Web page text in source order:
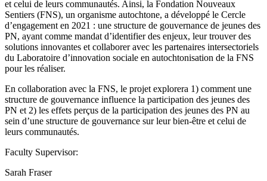
et celui de leurs communautés. Ainsi, la Fondation Nouveaux
Sentiers (FNS), un organisme autochtone, a développé le Cercle
d’engagement en 2021 : une structure de gouvernance de jeunes des
PN, ayant comme mandat d’identifier des enjeux, leur trouver des
solutions innovantes et collaborer avec les partenaires intersectoriels
du Laboratoire d’innovation sociale en autochtonisation de la FNS
pour les réaliser.
En collaboration avec la FNS, le projet explorera 1) comment une
structure de gouvernance influence la participation des jeunes des
PN et 2) les effets perçus de la participation des jeunes des PN au
sein d’une structure de gouvernance sur leur bien-être et celui de
leurs communautés.
Faculty Supervisor:
Sarah Fraser